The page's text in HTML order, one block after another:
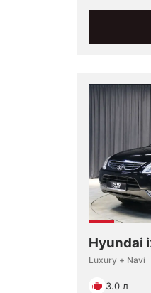
Hyundai
Luxury + Navi
3.0 л